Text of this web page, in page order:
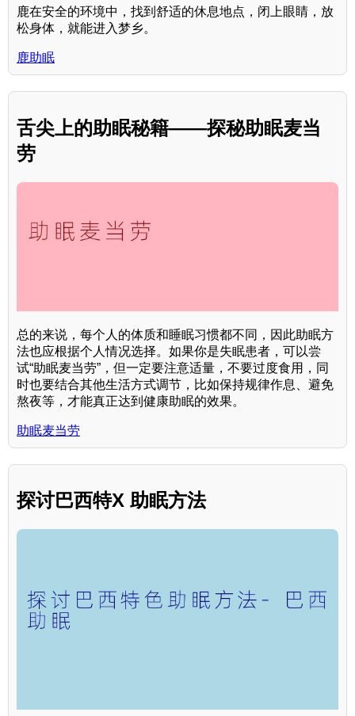
鹿在安全的环境中，找到舒适的休息地点，闭上眼睛，放
松身体，就能进入梦乡。
鹿助眠
舌尖上的助眠秘籍——探秘助眠麦当
劳
总的来说，每个人的体质和睡眠习惯都不同，因此助眠方
法也应根据个人情况选择。如果你是失眠患者，可以尝
试“助眠麦当劳”，但一定要注意适量，不要过度食用，同
时也要结合其他生活方式调节，比如保持规律作息、避免
熬夜等，才能真正达到健康助眠的效果。
助眠麦当劳
探讨巴西特X 助眠方法